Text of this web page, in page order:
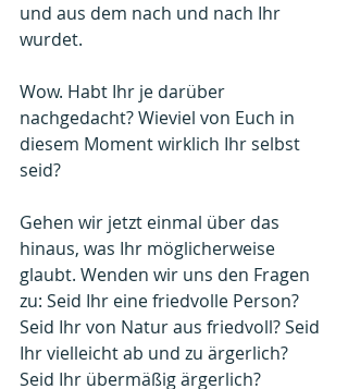
und aus dem nach und nach Ihr
wurdet.
Wow. Habt Ihr je darüber
nachgedacht? Wieviel von Euch in
diesem Moment wirklich Ihr selbst
seid?
Gehen wir jetzt einmal über das
hinaus, was Ihr möglicherweise
glaubt. Wenden wir uns den Fragen
zu: Seid Ihr eine friedvolle Person?
Seid Ihr von Natur aus friedvoll? Seid
Ihr vielleicht ab und zu ärgerlich?
Seid Ihr übermäßig ärgerlich?